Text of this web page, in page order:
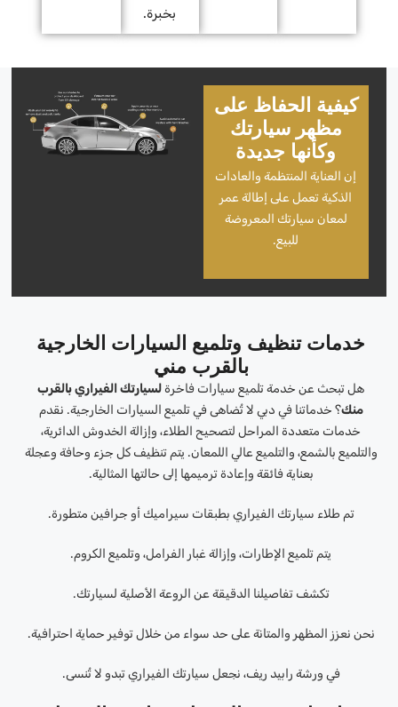
بخبرة.
كيفية الحفاظ على
مظهر سيارتك
وكأنها جديدة
إن العناية المنتظمة والعادات
الذكية تعمل على إطالة عمر
لمعان سيارتك المعروضة
للبيع.
خدمات تنظيف وتلميع السيارات الخارجية
بالقرب مني
هل تبحث عن خدمة تلميع سيارات فاخرةلسيارتك الفيراري بالقرب
منك؟ خدماتنا في دبي لا تُضاهى في تلميع السيارات الخارجية. نقدم
خدمات متعددة المراحل لتصحيح الطلاء، وإزالة الخدوش الدائرية،
والتلميع بالشمع، والتلميع عالي اللمعان. يتم تنظيف كل جزء وحافة وعجلة
بعناية فائقة وإعادة ترميمها إلى حالتها المثالية.
تم طلاء سيارتك الفيراري بطبقات سيراميك أو جرافين متطورة.
يتم تلميع الإطارات، وإزالة غبار الفرامل، وتلميع الكروم.
تكشف تفاصيلنا الدقيقة عن الروعة الأصلية لسيارتك.
نحن نعزز المظهر والمتانة على حد سواء من خلال توفير حماية احترافية.
في ورشة رابيد ريف، نجعل سيارتك الفيراري تبدو لا تُنسى.